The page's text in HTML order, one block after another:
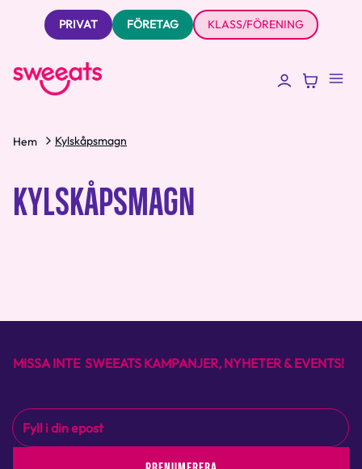
PRIVAT FÖRETAG KLASS/FÖRENING
Hem Kylskåpsmagn
KYLSKÅPSMAGN
MISSA INTE SWEEATS KAMPANJER, NYHETER & EVENTS!